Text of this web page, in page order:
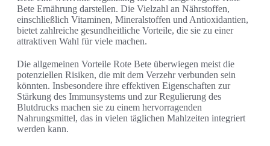
Bete Ernährung darstellen. Die Vielzahl an Nährstoffen,
einschließlich Vitaminen, Mineralstoffen und Antioxidantien,
bietet zahlreiche gesundheitliche Vorteile, die sie zu einer
attraktiven Wahl für viele machen.
Die allgemeinen Vorteile Rote Bete überwiegen meist die
potenziellen Risiken, die mit dem Verzehr verbunden sein
könnten. Insbesondere ihre effektiven Eigenschaften zur
Stärkung des Immunsystems und zur Regulierung des
Blutdrucks machen sie zu einem hervorragenden
Nahrungsmittel, das in vielen täglichen Mahlzeiten integriert
werden kann.